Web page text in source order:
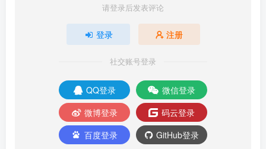
请登录后发表评论
登录 注册
社交账号登录
QQ登录
微信登录
微博登录
码云登录
百度登录
GitHub登录